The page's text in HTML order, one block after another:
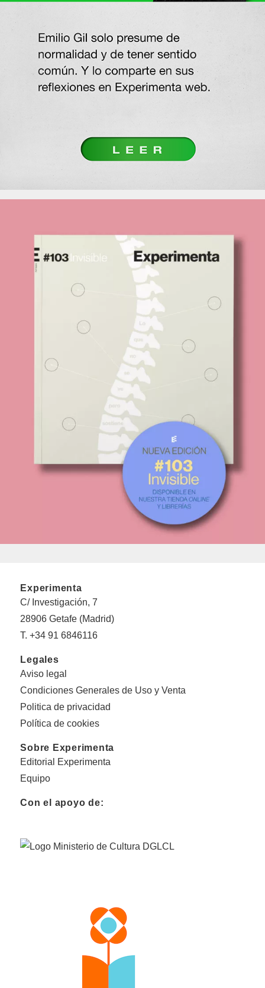
Experimenta
C/ Investigación, 7
28906 Getafe (Madrid)
T. +34 91 6846116
Legales
Aviso legal
Condiciones Generales de Uso y Venta
Politica de privacidad
Política de cookies
Sobre Experimenta
Editorial Experimenta
Equipo
Con el apoyo de: